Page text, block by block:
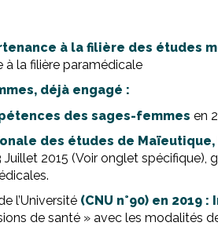
à la filière des études
la filière paramédicale
déjà engagé :
des sages-femmes en
des études de
Juillet 2015 (Voir onglet
l’Université (CNU n°90) en
de santé » avec les modalités